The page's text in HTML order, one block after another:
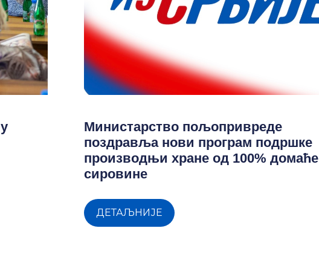
Министарство пољопривреде
поздравља нови програм подршке
производњи хране од 100% домаће
сировине
ДЕТАЉНИЈЕ